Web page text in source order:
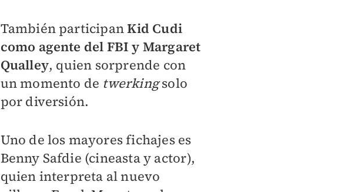
También participanKid Cudi
como agente del FBI y Margaret
Qualley, quien sorprende con
un momento de twerkingsolo
por diversión.
Uno de los mayores fichajes es
Benny Safdie (cineasta y actor),
quien interpreta al nuevo